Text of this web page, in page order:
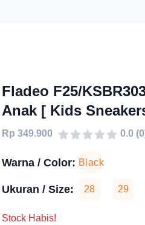
Fladeo F25/
Anak [ Kids
Rp 349.900 0.0
Warna / Color: Black
Ukuran / Size: 28 29
Stock Habis!